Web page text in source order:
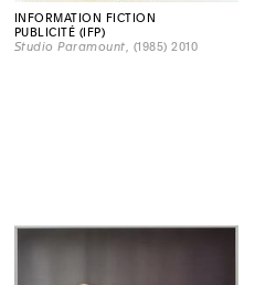
INFORMATION FICTION
PUBLICITÉ (IFP)
Studio Paramount , (1985) 2010